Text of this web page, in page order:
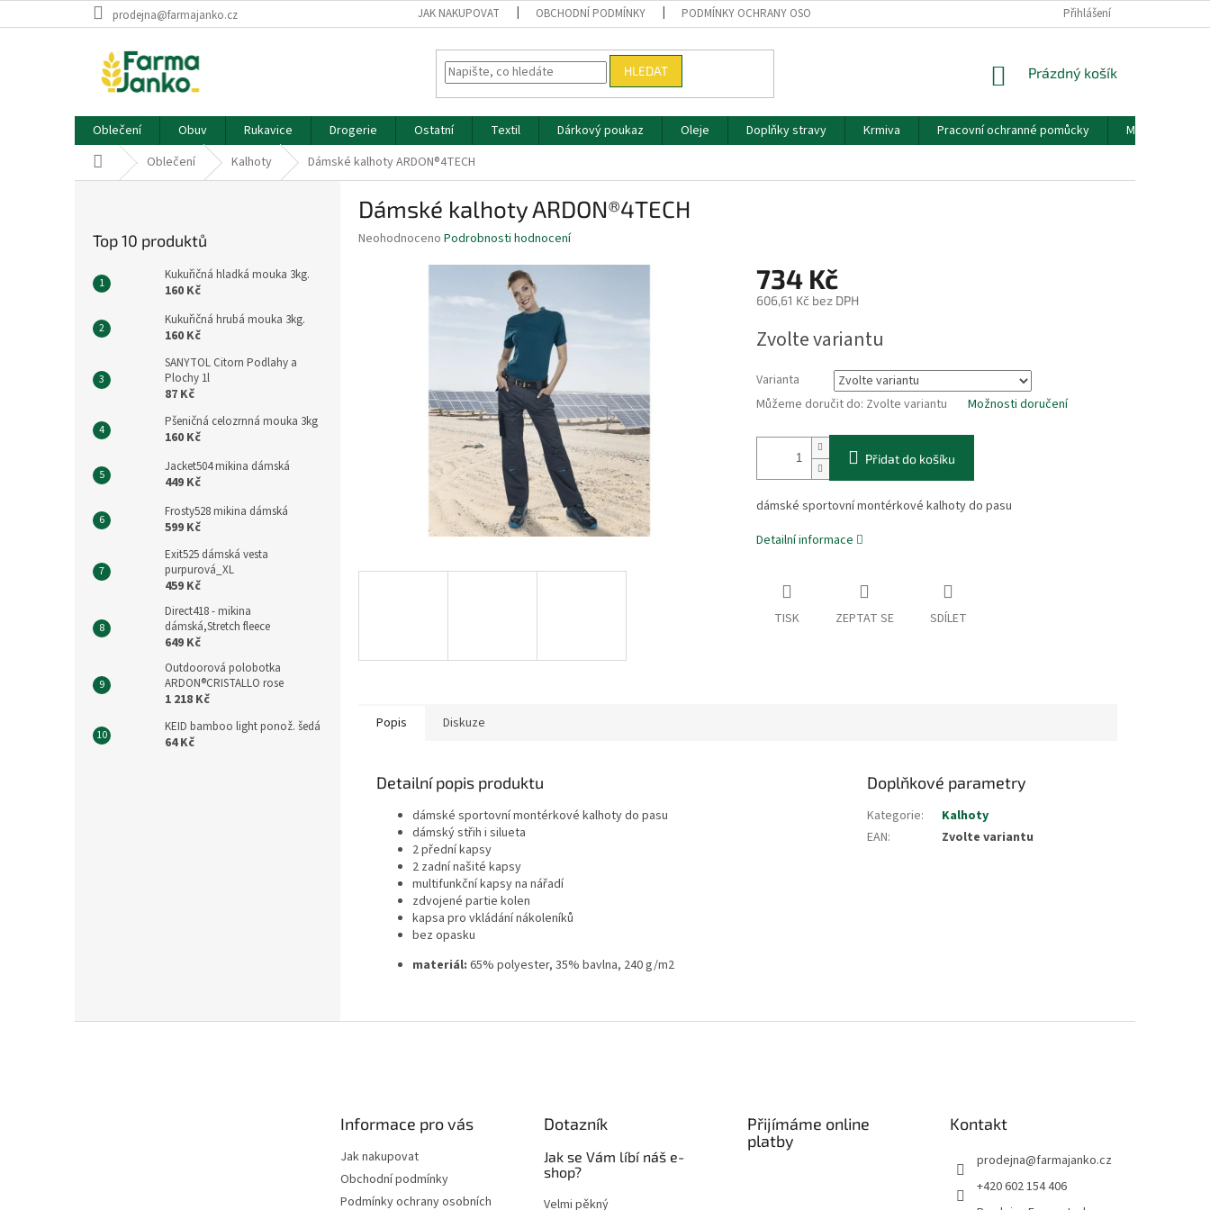
na
prodejna@farmajanko.cz JAK NAKUPOVAT OBCHODNÍ PODMÍNKY PODMÍNKY OCHRANY OSOBNÍCH ÚDAJŮ Přihlášení
HLEDAT
NÁKUPNÍ
Prázdný košík
Oblečení Obuv Rukavice Drogerie Ostatní Textil Dárkový poukaz Oleje Doplňky stravy Krmiva Pracovní ochranné pomůcky Mouka
Domů Oblečení Kalhoty Dámské kalhoty ARDON®4TECH
Top 10 produktů
Kukuřičná hladká mouka 3kg.
160 Kč
Kukuřičná hrubá mouka 3kg.
160 Kč
SANYTOL Citorn Podlahy a
Plochy 1l
87 Kč
Pšeničná celozrnná mouka 3kg
160 Kč
Jacket504 mikina dámská
449 Kč
Frosty528 mikina dámská
599 Kč
Exit525 dámská vesta
purpurová_XL
459 Kč
Direct418 - mikina
dámská,Stretch fleece
649 Kč
Outdoorová polobotka
ARDON®CRISTALLO rose
1 218 Kč
KEID bamboo light ponož. šedá
64 Kč
Dámské kalhoty ARDON®4TECH
Průměrné
Neohodnoceno Podrobnosti hodnocení
734 Kč
606,61 Kč bez DPH
cena:
Zvolte variantu
Varianta
Můžeme doručit do: Zvolte variantu Možnosti doručení
Přidat do košíku
dámské sportovní montérkové kalhoty do pasu
Detailní informace
TISK ZEPTAT SE SDÍLET
Popis Diskuze
Detailní popis produktu
dámské sportovní montérkové kalhoty do pasu
dámský střih i silueta
2 přední kapsy
2 zadní našité kapsy
multifunkční kapsy na nářadí
zdvojené partie kolen
kapsa pro vkládání nákoleníků
bez opasku
materiál: 65% polyester, 35% bavlna, 240 g/m2
Doplňkové parametry
Kategorie:
Kalhoty
EAN: Zvolte variantu
Informace pro vás
Jak nakupovat
Obchodní podmínky
Podmínky ochrany osobních
Dotazník
Jak se Vám líbí náš e-
shop?
Velmi pěkný
Přijímáme online
platby
Kontakt
prodejna@farmajanko.cz
+420 602 154 406